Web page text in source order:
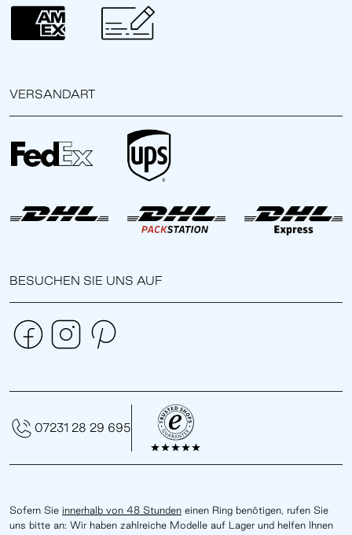
VERSANDART
BESUCHEN SIE UNS AUF
Sofern Sie innerhalb von 48 Stunden einen Ring benötigen, rufen Sie
uns bitte an: Wir haben zahlreiche Modelle auf Lager und helfen Ihnen
07231 28 29 695